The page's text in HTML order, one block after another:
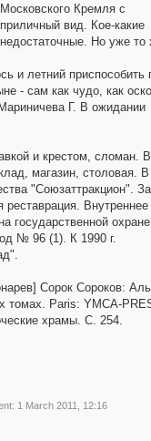
Кремля с
вид. Кое-какие
Но уже то
и летний приспособить
- сам как чудо, как
Г. В ожидании
и крестом, сломан.
магазин, столовая. В
"Союзаттракцион".
Внутреннее
государственной
№ 96 (1). К 1990 г.
Сорок Сороков:
томах. Paris: YMCA-
храмы. С. 254.
1 March 2011, 12:16